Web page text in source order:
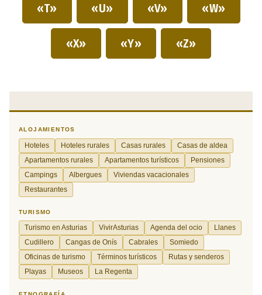
«T» «U» «V» «W»
«X» «Y» «Z»